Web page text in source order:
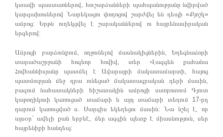
կտավի պաստառներով, հուշարձանների պահպանությանը նվիրված
կարգախոսներով Նարեկացու փողոցով շարժվել են դեպի «Քյոշկ»
ամրոց: Երթն ուղեկցվել է շարականներով ու հայրենասիրական
երգերով:
Ամրոցի բարձունքում, ողջունելով մասնակիցներին, Եղեգնաձորի
տարածաշրջանի հոգևոր հովիվ, տեր Վազգեն քահանա
Հովհաննիսյանը պատմել է Ավարայրի ճակատամարտի, հայոց
պատմության մեջ դրա ունեցած ճակատագրական դերի մասին,
բազում նահատակների հիշատակին ամրոցի ստորոտում Գյուտ
կաթողիկոսի կառուցած տաճարի և այդ տաճարի տեղում 17-րդ
դարում կառուցված ս. Սարգիս եկեղեցու մասին: Նա նշել է, որ
այսօր` ավելի քան երբևէ, մեր ազգին պետք է միասնություն, սեր
հայրենիքի հանդեպ: